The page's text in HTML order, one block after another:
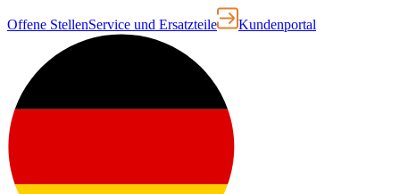
Offene StellenService und Ersatzteile Kundenportal